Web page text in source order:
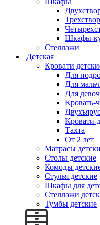
Шкафы-
Стеллажи
Детская
Кровати
Для
Для
Для
Кровать-
Кровати-
Тахта
От 2 лет
Матрасы
Столы детские
Комоды
Стулья детские
Шкафы для
Стеллажи
Тумбы детские